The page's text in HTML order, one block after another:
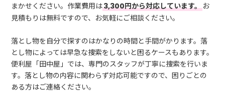
まかせください。作業費用は3,300円から対応しています。お
見積もりは無料ですので、お気軽にご相談ください。
落とし物を自分で探すのはかなりの時間と手間がかります。落
とし物によっては早急な捜索をしないと困るケースもあります。
便利屋「田中屋」では、専門のスタッフが丁寧に捜索を行いま
す。落とし物の内容に関わらず対応可能ですので、困りごとの
ある方はご連絡ください。